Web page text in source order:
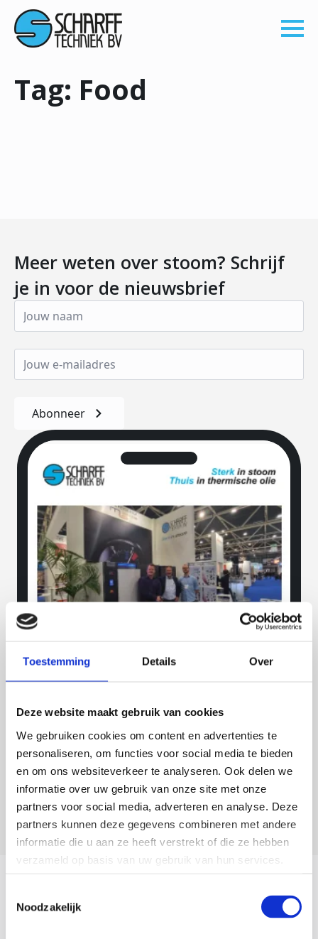
Toestemming Details Over
Deze website maakt gebruik van cookies
We gebruiken cookies om content en advertenties te
personaliseren, om functies voor social media te bieden
en om ons websiteverkeer te analyseren. Ook delen we
informatie over uw gebruik van onze site met onze
partners voor social media, adverteren en analyse. Deze
partners kunnen deze gegevens combineren met andere
informatie die u aan ze heeft verstrekt of die ze hebben
verzameld op basis van uw gebruik van hun services.
Noodzakelijk
Tag: Food
Meer weten over stoom? Schrijf
je in voor de nieuwsbrief
Abonneer